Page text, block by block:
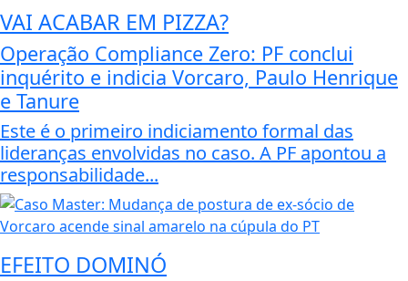
VAI ACABAR EM PIZZA?
Operação Compliance Zero: PF conclui
inquérito e indicia Vorcaro, Paulo Henrique
e Tanure
Este é o primeiro indiciamento formal das
lideranças envolvidas no caso. A PF apontou a
responsabilidade...
EFEITO DOMINÓ